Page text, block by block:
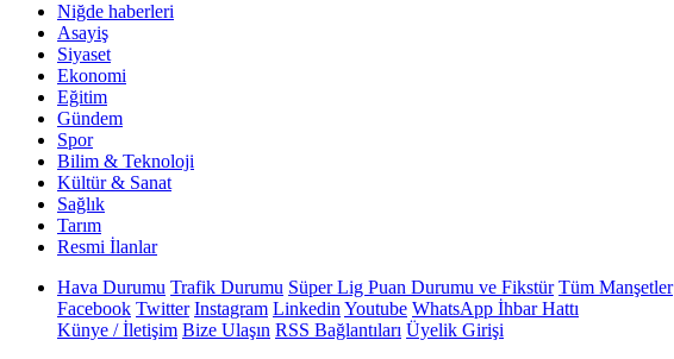
Niğde haberleri
Asayiş
Siyaset
Ekonomi
Eğitim
Gündem
Spor
Bilim & Teknoloji
Kültür & Sanat
Sağlık
Tarım
Resmi İlanlar
Hava Durumu Trafik Durumu Süper Lig Puan Durumu ve Fikstür Tüm Manşetler
Facebook Twitter Instagram Linkedin Youtube WhatsApp İhbar Hattı
Künye / İletişim Bize Ulaşın RSS Bağlantıları Üyelik Girişi